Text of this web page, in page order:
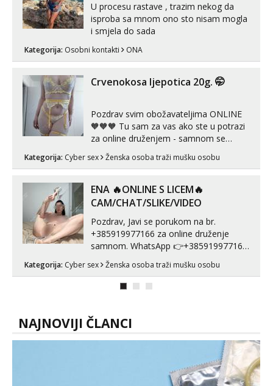
U procesu rastave , trazim nekog da
isproba sa mnom ono sto nisam mogla
i smjela do sada
Kategorija: Osobni kontakti ONA
Crvenokosa ljepotica 20g. 🤭
Pozdrav svim obožavateljima ONLINE
🧡🧡🧡 Tu sam za vas ako ste u potrazi
za online druženjem - samnom se
možete zabaviti preko videopoziva, ili
ako vam nisam dovoljna radim i u paru i
😉 Radim i vruća tipkanja uz slike i hot
line pozive. Za vas sam pripremila ...
Kategorija: Cyber sex Ženska osoba traži mušku osobu
ENA 🔥ONLINE S LICEM🔥
CAM/CHAT/SLIKE/VIDEO
Pozdrav, Javi se porukom na br.
+385919977166 za online druženje
samnom. WhatsApp 👉+385919977166
Telegram 👉@enafriedrichkis Radim
videopozive s licem, solo i s partnerom,
kolegicama (Tina&Natali), razne
seksa, puš...
Kategorija: Cyber sex Ženska osoba traži mušku osobu
NAJNOVIJI ČLANCI